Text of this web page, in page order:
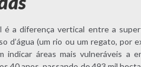
a diferença vertical entre a
d’água (um rio ou um regato, por
áreas mais vulneráveis a